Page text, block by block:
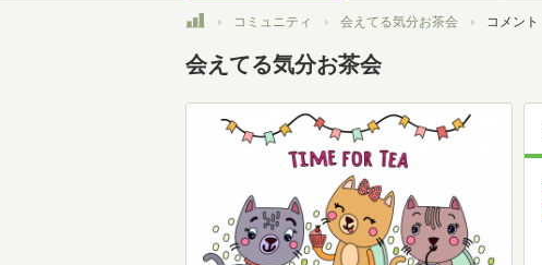
トップコミュニティ 会えてる気分お茶会 コメント
会えてる気分お茶会